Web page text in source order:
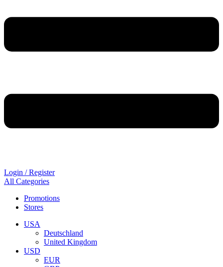
Login / Register
All Categories
Promotions
Stores
USA
Deutschland
United Kingdom
USD
EUR